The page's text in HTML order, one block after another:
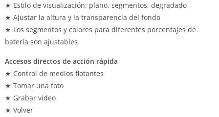
★ Estilo de visualización: plano, segmentos, degradado
★ Ajustar la altura y la transparencia del fondo
★ Los segmentos y colores para diferentes porcentajes de
batería son ajustables
Accesos directos de acción rápida
★ Control de medios flotantes
★ Tomar una foto
★ Grabar video
★ Volver